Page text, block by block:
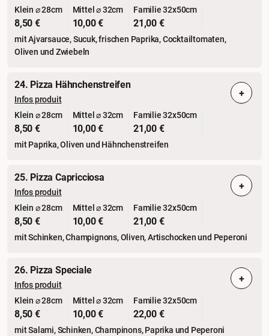
Klein ⌀ 28cm
8,50 €
Mittel ⌀ 32cm
10,00 €
Familie 32x50cm
21,00 €
mit Ajvarsauce, Sucuk, frischen Paprika, Cocktailtomaten,
Oliven und Zwiebeln
24. Pizza Hähnchenstreifen
Infos produit
Klein ⌀ 28cm
8,50 €
Mittel ⌀ 32cm
10,00 €
Familie 32x50cm
21,00 €
mit Paprika, Oliven und Hähnchenstreifen
+
25. Pizza Capricciosa
Infos produit
Klein ⌀ 28cm
8,50 €
Mittel ⌀ 32cm
10,00 €
Familie 32x50cm
21,00 €
mit Schinken, Champignons, Oliven, Artischocken und Peperoni
+
26. Pizza Speciale
Infos produit
Klein ⌀ 28cm
8,50 €
Mittel ⌀ 32cm
10,00 €
Familie 32x50cm
22,00 €
mit Salami, Schinken, Champinons, Paprika und Peperoni
+